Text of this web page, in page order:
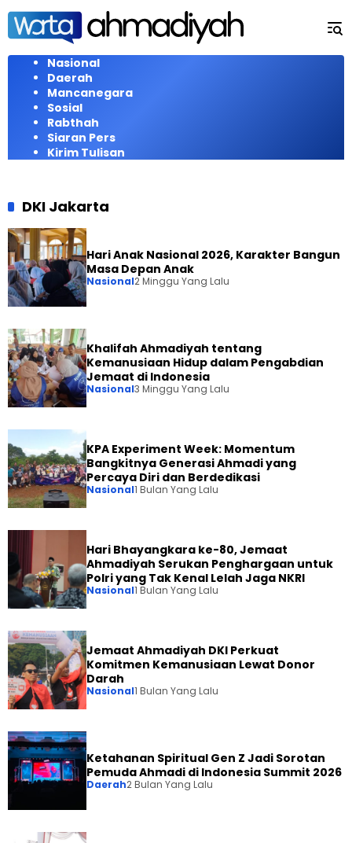
Langsung
konten
Nasional
Daerah
Mancanegara
Sosial
Rabthah
Siaran Pers
Kirim Tulisan
DKI Jakarta
Hari Anak Nasional 2026, Karakter Bangun
Masa Depan Anak
Nasional2 Minggu Yang Lalu
Khalifah Ahmadiyah tentang
Kemanusiaan Hidup dalam Pengabdian
Jemaat di Indonesia
Nasional3 Minggu Yang Lalu
KPA Experiment Week: Momentum
Bangkitnya Generasi Ahmadi yang
Percaya Diri dan Berdedikasi
Nasional1 Bulan Yang Lalu
Hari Bhayangkara ke-80, Jemaat
Ahmadiyah Serukan Penghargaan untuk
Polri yang Tak Kenal Lelah Jaga NKRI
Nasional1 Bulan Yang Lalu
Jemaat Ahmadiyah DKI Perkuat
Komitmen Kemanusiaan Lewat Donor
Darah
Nasional1 Bulan Yang Lalu
Ketahanan Spiritual Gen Z Jadi Sorotan
Pemuda Ahmadi di Indonesia Summit 2026
Daerah2 Bulan Yang Lalu